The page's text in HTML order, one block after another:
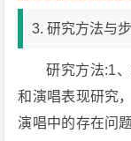
3. 研究方法与
研究方法:1
和演唱表现研究
演唱中的存在问